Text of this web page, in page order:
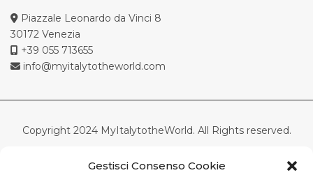
Gestisci Consenso Cookie
Piazzale Leonardo da Vinci 8
30172 Venezia
+39 055 713655
info@myitalytotheworld.com
Copyright 2024 MyItalytotheWorld. All Rights reserved.
22R – Firenze-Italia